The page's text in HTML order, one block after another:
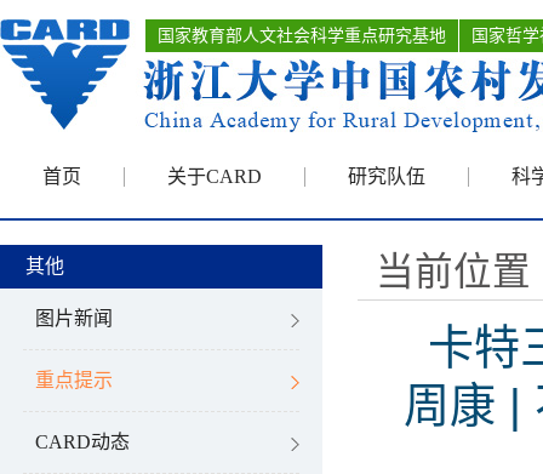
国家教育部人文社会科学重点研究基地 国家哲
首页 关于CARD 研究队伍 科
其他
图片新闻
重点提示
CARD动态
当前位置
卡特
周康 |